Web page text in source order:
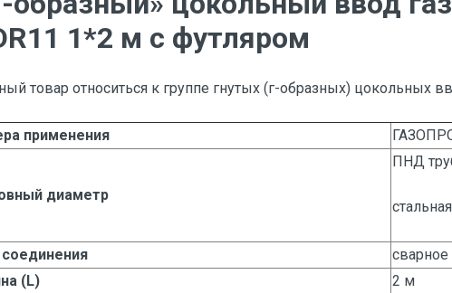
1*2 м с футляром
товар относиться к группе гнутых (г-образных) цокольных
применения
диаметр
ПНД
сварное
(L)
2 м